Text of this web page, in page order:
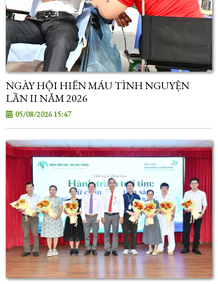
NGÀY HỘI HIẾN MÁU TÌNH NGUYỆN
LẦN II NĂM 2026
05/08/2026 15:47